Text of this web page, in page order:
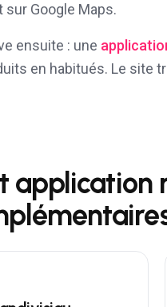
sur Google Maps.
ensuite : une
en habitués. Le site
application